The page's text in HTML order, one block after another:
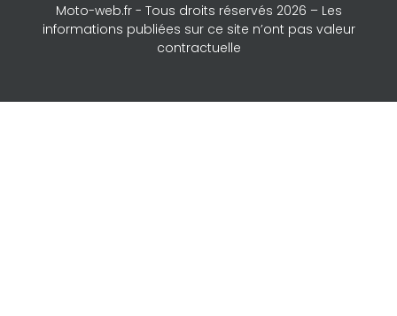
Moto-web.fr - Tous droits réservés 2026 – Les
informations publiées sur ce site n’ont pas valeur
contractuelle